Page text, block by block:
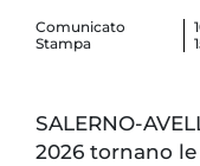
Comunicato
Stampa
SALERNO-
2026 tornano